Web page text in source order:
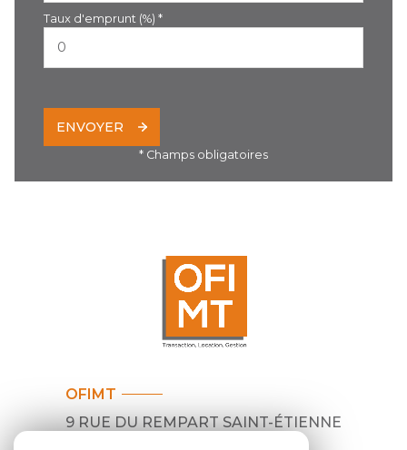
Taux d'emprunt (%) *
ENVOYER
* Champs obligatoires
OFIMT
9 RUE DU REMPART SAINT-ÉTIENNE